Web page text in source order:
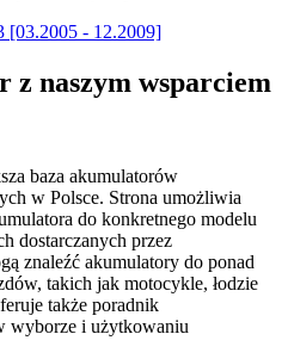
[03.2005 - 12.2009]
z naszym wsparciem
baza akumulatorów
w Polsce. Strona umożliwia
do konkretnego modelu
dostarczanych przez
znaleźć akumulatory do ponad
takich jak motocykle, łodzie
także poradnik
wyborze i użytkowaniu